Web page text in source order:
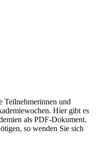
Teilnehmerinnen und
Hier gibt es
als PDF-Dokument.
so wenden Sie sich